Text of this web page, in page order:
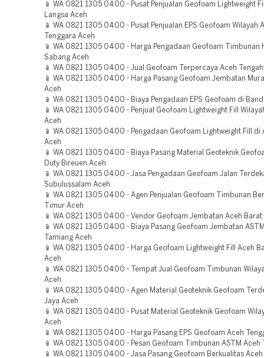
📱 WA 0821 1305 0400 - Pusat Penjualan Geofoam Lightweight
Langsa Aceh
📱 WA 0821 1305 0400 - Pusat Penjualan EPS Geofoam Wilayah
Tenggara Aceh
📱 WA 0821 1305 0400 - Harga Pengadaan Geofoam Timbunan
Sabang Aceh
📱 WA 0821 1305 0400 - Jual Geofoam Terpercaya Aceh
📱 WA 0821 1305 0400 - Harga Pasang Geofoam Jembatan
Aceh
📱 WA 0821 1305 0400 - Biaya Pengadaan EPS Geofoam di
📱 WA 0821 1305 0400 - Penjual Geofoam Lightweight Fill
Aceh
📱 WA 0821 1305 0400 - Pengadaan Geofoam Lightweight Fill di
Aceh
📱 WA 0821 1305 0400 - Biaya Pasang Material Geoteknik
Duty Bireuen Aceh
📱 WA 0821 1305 0400 - Jasa Pengadaan Geofoam Jalan
Subulussalam Aceh
📱 WA 0821 1305 0400 - Agen Penjualan Geofoam Timbunan
Timur Aceh
📱 WA 0821 1305 0400 - Vendor Geofoam Jembatan Aceh Barat
📱 WA 0821 1305 0400 - Biaya Pasang Geofoam Jembatan
Tamiang Aceh
📱 WA 0821 1305 0400 - Harga Geofoam Lightweight Fill Aceh
Aceh
📱 WA 0821 1305 0400 - Tempat Jual Geofoam Timbunan
Aceh
📱 WA 0821 1305 0400 - Agen Material Geoteknik Geofoam
Jaya Aceh
📱 WA 0821 1305 0400 - Pusat Material Geoteknik Geofoam
Aceh
📱 WA 0821 1305 0400 - Harga Pasang EPS Geofoam Aceh
📱 WA 0821 1305 0400 - Pesan Geofoam Timbunan ASTM Aceh
📱 WA 0821 1305 0400 - Jasa Pasang Geofoam Berkualitas